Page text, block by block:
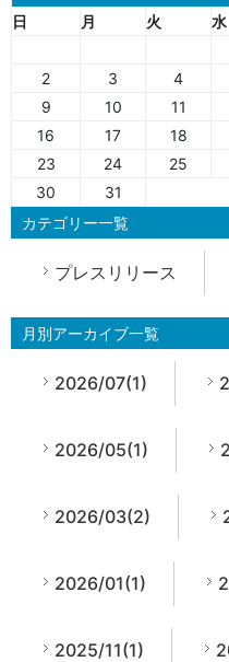
日
月 火 水
2
3 4
9
10 11
16
17 18
23
24 25
30
31
カテゴリー一覧
プレスリリース
月別アーカイブ一覧
2026/07(1)
2026/05(1)
2026/03(2)
2026/01(1)
2025/11(1)